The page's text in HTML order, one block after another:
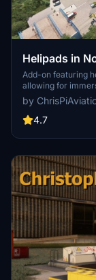
Helipads in
scenarios 2.3
Add-on featuring
allowing for
roleplay. Recent
helipad additions.
experience.
by
4.7